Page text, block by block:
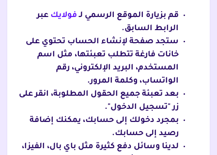
قم بزيارة الموقع الرسمي لـ فولايك عبر
الرابط السابق.
ستجد صفحة لإنشاء الحساب تحتوي على
خانات فارغة تتطلب تعبئتها، مثل اسم
المستخدم، البريد الإلكتروني، رقم
الواتساب، وكلمة المرور.
بعد تعبئة جميع الحقول المطلوبة، انقر على
زر "تسجيل الدخول".
بمجرد دخولك إلى حسابك، يمكنك إضافة
رصيد إلى حسابك.
لدينا وسائل دفع كثيرة مثل باي بال، الفيزا،